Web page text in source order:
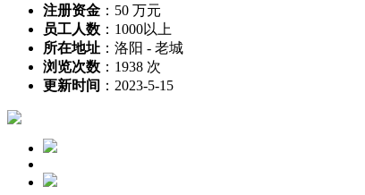
注册资金 ： 50 万元
员工人数 ： 1000以上
所在地址 ： 洛阳 - 老城
浏览次数 ： 1938 次
更新时间 ： 2023-5-15